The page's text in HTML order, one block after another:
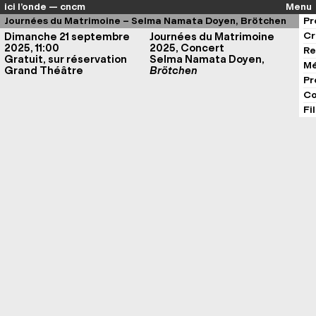
ici l’onde — cncm
Menu
Journées du Matrimoine – Selma Namata Doyen, Brötchen
Dimanche 21 septembre
2025, 11:00
Gratuit, sur réservation
Grand Théâtre
Journées du Matrimoine
2025, Concert
Selma Namata Doyen,
Brötchen